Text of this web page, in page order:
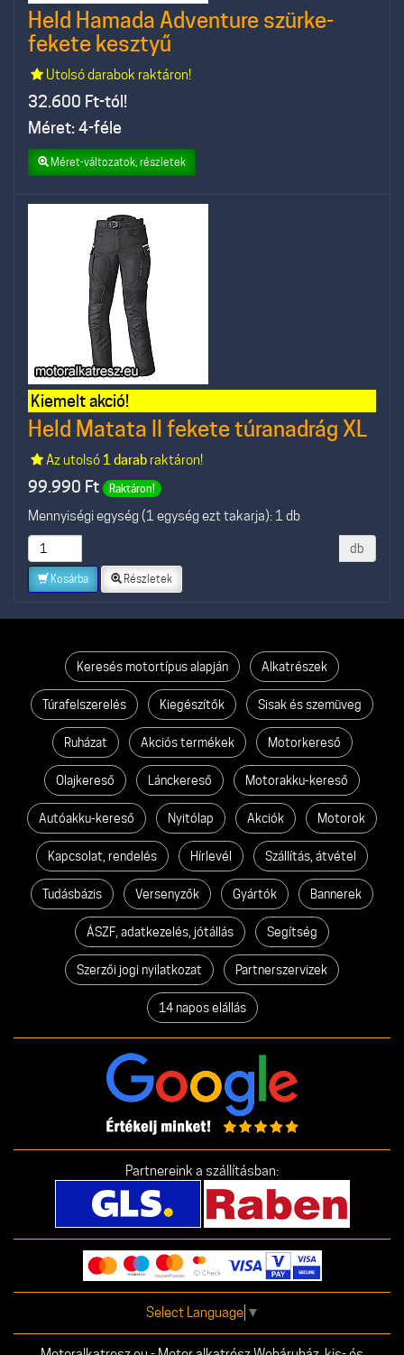
Held Hamada Adventure szürke-
fekete kesztyű
Utolsó darabok raktáron!
32.600 Ft-tól!
Méret: 4-féle
Méret-változatok, részletek
Kiemelt akció!
Held Matata II fekete túranadrág XL
Az utolsó 1 darabraktáron!
99.990 Ft Raktáron!
Mennyiségi egység (1 egység ezt takarja): 1 db
db
Kosárba Részletek
Keresés motortípus alapján Alkatrészek
Túrafelszerelés Kiegészítők Sisak és szemüveg
Ruházat Akciós termékek Motorkereső
Olajkereső Lánckereső Motorakku-kereső
Autóakku-kereső Nyitólap Akciók Motorok
Kapcsolat, rendelés Hírlevél Szállítás, átvétel
Tudásbázis Versenyzők Gyártók Bannerek
ÁSZF, adatkezelés, jótállás Segítség
Szerzői jogi nyilatkozat Partnerszervizek
14 napos elállás
Partnereink a szállításban:
Select Language ▼